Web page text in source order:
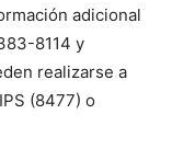
adicional
8114 y
realizarse a
(8477) o